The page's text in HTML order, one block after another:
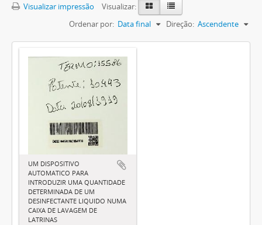
Visualizar impressão
Visualizar:
Ordenar por: Data final Direção: Ascendente
UM DISPOSITIVO
AUTOMATICO PARA
INTRODUZIR UMA QUANTIDADE
DETERMINADA DE UM
DESINFECTANTE LIQUIDO NUMA
CAIXA DE LAVAGEM DE
LATRINAS